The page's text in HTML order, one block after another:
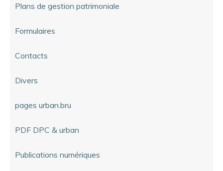
Plans de gestion patrimoniale
Formulaires
Contacts
Divers
pages urban.bru
PDF DPC & urban
Publications numériques